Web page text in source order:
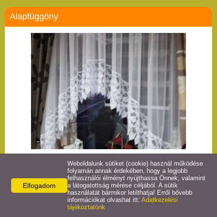
Alapfüggöny
Elfogadom
Weboldalunk sütiket (cookie) használ működése
folyamán annak érdekében, hogy a legjobb
felhasználói élményt nyújthassa Önnek, valamint
a látogatottság mérése céljából. A sütik
használatát bármikor letilthatja! Erről bővebb
információkat olvashat itt: Adatkezelési
tájékoztatónk